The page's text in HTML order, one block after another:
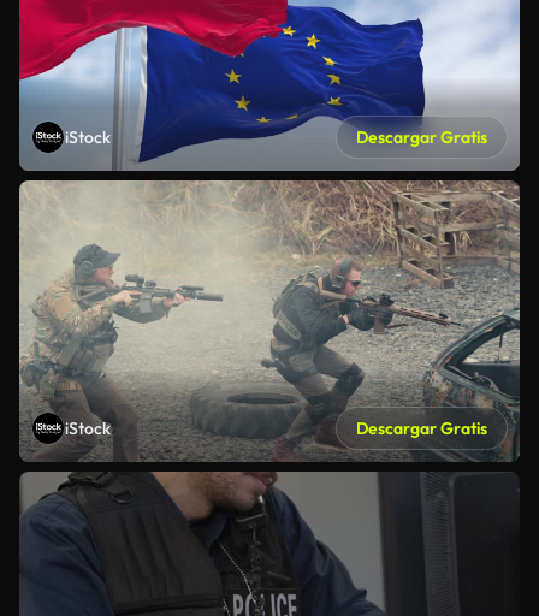
iStock Descargar Gratis
iStock Descargar Gratis